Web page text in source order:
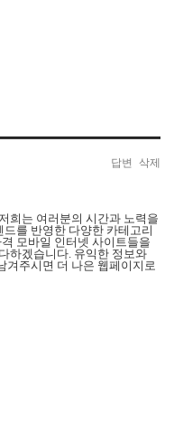
답변 삭제
희는 여러분의 시간과 노력을
를 반영한 다양한 카테고리
모바일 인터넷 사이트들을
하겠습니다. 유익한 정보와
겨주시면 더 나은 웹페이지로